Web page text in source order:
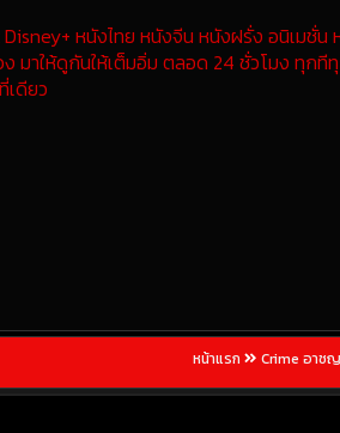
หนังไทย หนังจีน หนังฝรั่ง อนิเมชั่น
มาให้ดูกันให้เต็มอิ่ม ตลอด 24 ชั่วโมง ทุกที
เดียว
หน้าแรก Crime อาช